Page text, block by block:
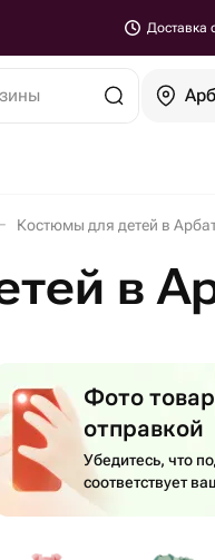
Доставка
Костюмы для детей в
в
Фото
отправкой
Убедитесь, что
соответствует